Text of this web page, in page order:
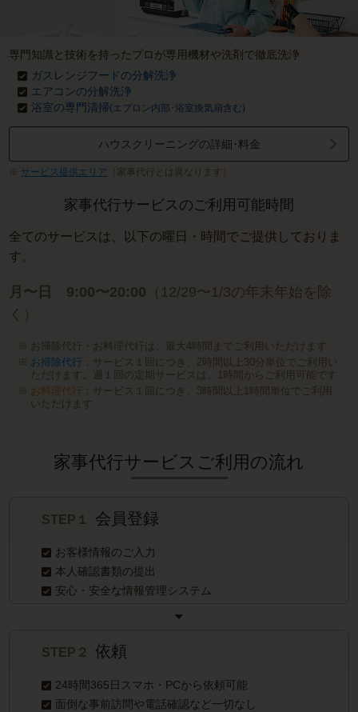
専門知識と技術を持ったプロが専用機材や洗剤で徹底洗浄
ガスレンジフードの分解洗浄
エアコンの分解洗浄
浴室の専門清掃(エプロン内部･浴室換気扇含む)
ハウスクリーニングの詳細･料金
サービス提供エリア （家事代行とは異なります）
家事代行サービスのご利用可能時間
全てのサービスは、以下の曜日・時間でご提供しておりま
す。
月〜日 9:00〜20:00 （12/29〜1/3の年末年始を除
く）
お掃除代行・お料理代行は、最大4時間までご利用いただけます
お掃除代行 ：サービス１回につき、2時間以上30分単位でご利用い
ただけます。週１回の定期サービスは、1時間からご利用可能です
お料理代行 ：サービス１回につき、3時間以上1時間単位でご利用
いただけます
家事代行サービスご利用の流れ
STEP１ 会員登録
お客様情報のご入力
本人確認書類の提出
安心・安全な情報管理システム
STEP２依頼
24時間365日スマホ・PCから依頼可能
面倒な事前訪問や電話確認など一切なし